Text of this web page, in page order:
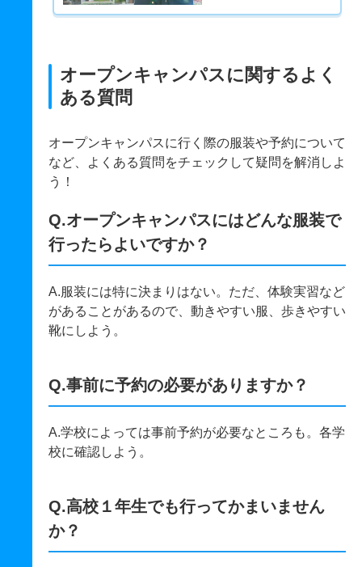
オープンキャンパスに関するよく
ある質問
オープンキャンパスに行く際の服装や予約について
など、よくある質問をチェックして疑問を解消しよ
う！
Q.オープンキャンパスにはどんな服装で
行ったらよいですか？
A.服装には特に決まりはない。ただ、体験実習など
があることがあるので、動きやすい服、歩きやすい
靴にしよう。
Q.事前に予約の必要がありますか？
A.学校によっては事前予約が必要なところも。各学
校に確認しよう。
Q.高校１年生でも行ってかまいません
か？